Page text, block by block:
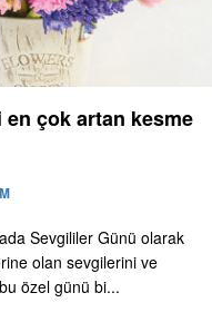
en çok artan kesme
Sevgililer Günü olarak
olan sevgilerini ve
bu özel günü bi...